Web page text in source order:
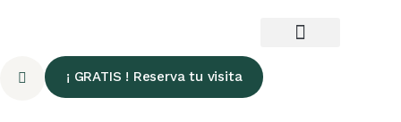
¡ GRATIS ! Reserva tu visita